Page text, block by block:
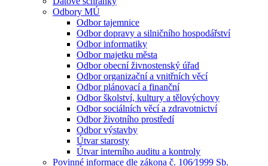
Odbory MÚ
Odbor tajemnice
Odbor dopravy a silničního hospodářství
Odbor informatiky
Odbor majetku města
Odbor obecní živnostenský úřad
Odbor organizační a vnitřních věcí
Odbor plánovací a finanční
Odbor školství, kultury a tělovýchovy
Odbor sociálních věcí a zdravotnictví
Odbor životního prostředí
Odbor výstavby
Útvar starosty
Útvar interního auditu a kontroly
Povinné informace dle zákona č. 106⁄1999 Sb.